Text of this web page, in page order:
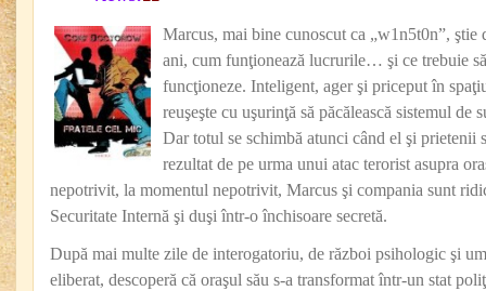
Marcus, mai bine cunoscut ca „w1n5t0n”, ştie
ani, cum funţionează lucrurile… şi ce trebuie
funcţioneze. Inteligent, ager şi priceput în
reuşeşte cu uşurinţă să păcălească sistemul de
Dar totul se schimbă atunci când el şi prietenii
rezultat de pe urma unui atac terorist asupra
nepotrivit, la momentul nepotrivit, Marcus şi compania sunt
Securitate Internă şi duşi într-o închisoare secretă.
După mai multe zile de interogatoriu, de război psihologic şi
eliberat, descoperă că oraşul său s-a transformat într-un stat